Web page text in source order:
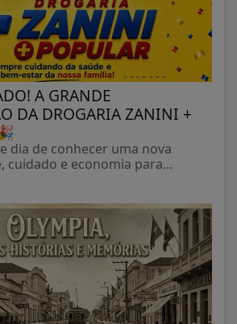
A GRANDE
DA DROGARIA ZANINI +
dia de conhecer uma nova
cuidado e economia para...